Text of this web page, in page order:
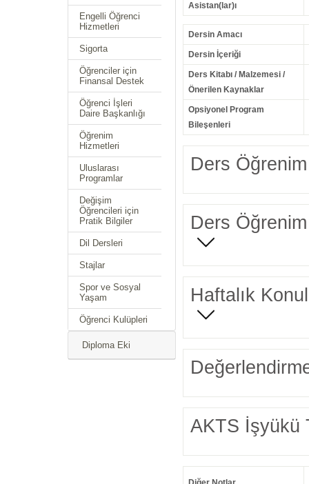
Engelli Öğrenci
Hizmetleri
Sigorta
Öğrenciler için
Finansal Destek
Öğrenci İşleri
Daire Başkanlığı
Öğrenim
Hizmetleri
Uluslarası
Programlar
Değişim
Öğrencileri için
Pratik Bilgiler
Dil Dersleri
Stajlar
Spor ve Sosyal
Yaşam
Öğrenci Kulüpleri
Diploma Eki
Asistan(lar)ı
Dersin Amacı
Dersin İçeriği
Ders Kitabı / Malzemesi /
Önerilen Kaynaklar
Opsiyonel Program
Bileşenleri
Ders Öğrenim
Ders Öğrenim
Haftalık
AKTS İşyükü